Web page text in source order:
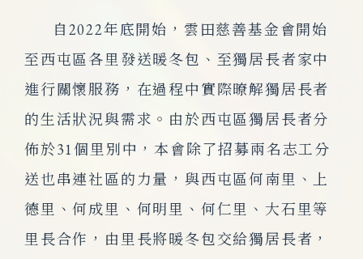
自2022年底開始，雲田慈善基金會開始
至西屯區各里發送暖冬包、至獨居長者家中
進行關懷服務，在過程中實際暸解獨居長者
的生活狀況與需求。由於西屯區獨居長者分
佈於31個里別中，本會除了招募兩名志工分
送也串連社區的力量，與西屯區何南里、上
德里、何成里、何明里、何仁里、大石里等
里長合作，由里長將暖冬包交給獨居長者，